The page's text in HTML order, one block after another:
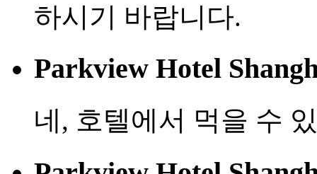
하시기 바랍니다.
Parkview Hotel
네, 호텔에서 먹을 수